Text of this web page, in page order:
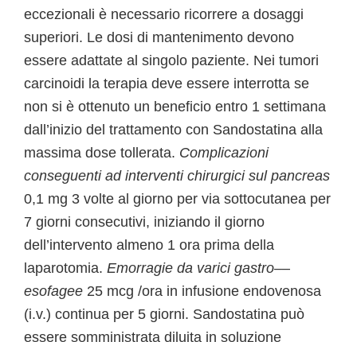
eccezionali è necessario ricorrere a dosaggi
superiori. Le dosi di mantenimento devono
essere adattate al singolo paziente. Nei tumori
carcinoidi la terapia deve essere interrotta se
non si è ottenuto un beneficio entro 1 settimana
dall’inizio del trattamento con Sandostatina alla
massima dose tollerata. Complicazioni
conseguenti ad interventi chirurgici sul pancreas
0,1 mg 3 volte al giorno per via sottocutanea per
7 giorni consecutivi, iniziando il giorno
dell’intervento almeno 1 ora prima della
laparotomia. Emorragie da varici gastro––
esofagee 25 mcg /ora in infusione endovenosa
(i.v.) continua per 5 giorni. Sandostatina può
essere somministrata diluita in soluzione